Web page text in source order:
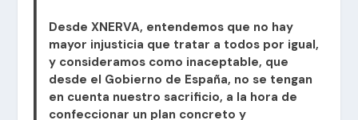
​Desde XNERVA, entendemos que no hay
mayor injusticia que tratar a todos por igual,
y consideramos como inaceptable, que
desde el Gobierno de España, no se tengan
en cuenta nuestro sacrificio, a la hora de
confeccionar un plan concreto y